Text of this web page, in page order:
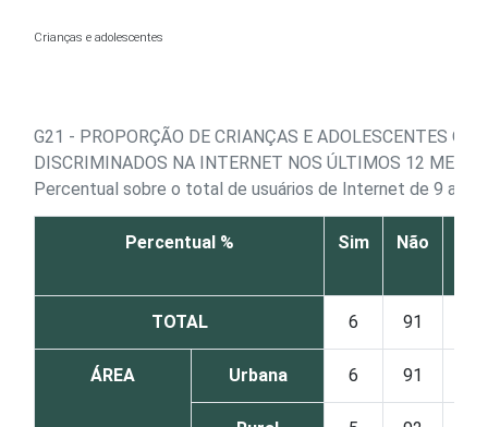
Crianças e adolescentes
G21 - PROPORÇÃO DE CRIANÇAS E ADOLESCENTES
DISCRIMINADOS NA INTERNET NOS ÚLTIMOS 12 MESES
Percentual sobre o total de usuários de Internet de 9 a 17
Percentual % Sim Não
TOTAL 6 91
ÁREA Urbana 6 91